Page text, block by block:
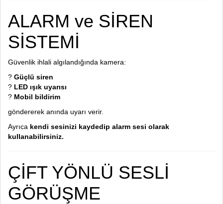
ALARM ve SİREN
SİSTEMİ
Güvenlik ihlali algılandığında kamera:
? Güçlü siren
? LED ışık uyarısı
? Mobil bildirim
göndererek anında uyarı verir.
Ayrıca kendi sesinizi kaydedip alarm sesi olarak
kullanabilirsiniz.
ÇİFT YÖNLÜ SESLİ
GÖRÜŞME